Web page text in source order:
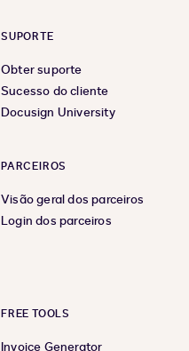
SUPORTE
Obter suporte
Sucesso do cliente
Docusign University
PARCEIROS
Visão geral dos parceiros
Login dos parceiros
FREE TOOLS
Invoice Generator